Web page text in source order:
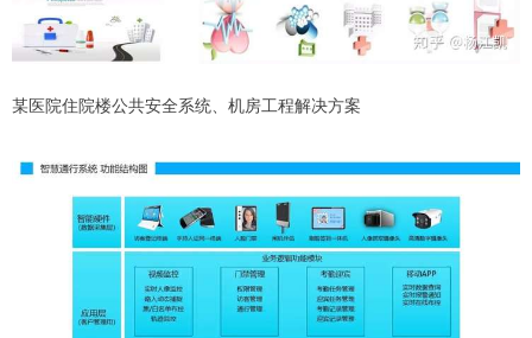
某医院住院楼公共安全系统、机房工程解决方案